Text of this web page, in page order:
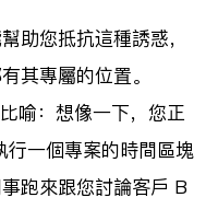
助您抵抗這種誘惑，
其專屬的位置。
喻：想像一下，您正
行一個專案的時間區塊
跑來跟您討論客戶 B